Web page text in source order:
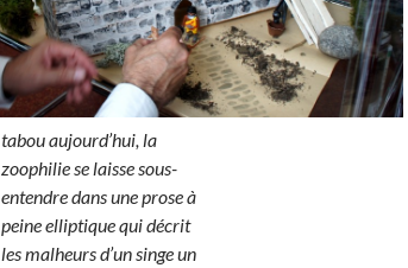
tabou aujourd’hui, la
zoophilie se laisse sous-
entendre dans une prose à
peine elliptique qui décrit
les malheurs d’un singe un